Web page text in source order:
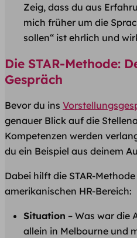
Zeig, dass du aus
mich früher um die
sollen“ ist ehrlich und
Die STAR-Methode:
Gespräch
Bevor du ins
genauer Blick auf die
Kompetenzen werden
du ein Beispiel aus deinem
Dabei hilft die STAR-
amerikanischen HR-Bereich:
Situation – Was war die
allein in Melbourne und